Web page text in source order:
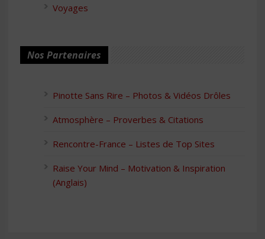
Voyages
Nos Partenaires
Pinotte Sans Rire – Photos & Vidéos Drôles
Atmosphère – Proverbes & Citations
Rencontre-France – Listes de Top Sites
Raise Your Mind – Motivation & Inspiration
(Anglais)